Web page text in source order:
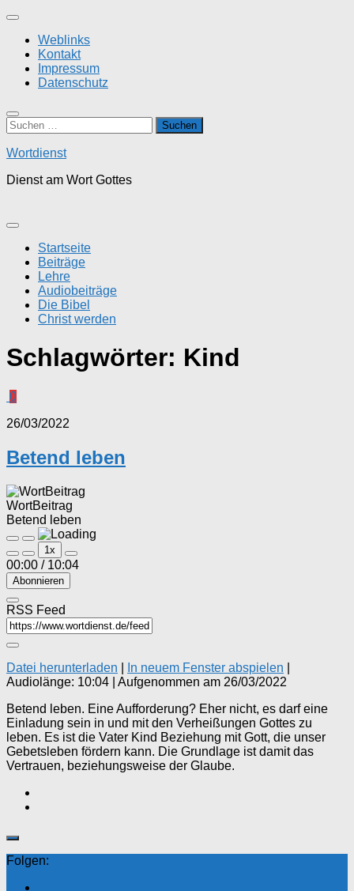
Zum
springenWeblinks
Kontakt
Impressum
Datenschutz
Suchen
nach:
Wortdienst
Dienst am Wort Gottes
Startseite
Beiträge
Lehre
Audiobeiträge
Die Bibel
Christ werden
Schlagwörter: Kind
0
26/03/2022
Betend leben
WortBeitrag
Betend leben
Play
Episode
Pause
Episode
1x
00:00 / 10:04
Abonnieren
RSS Feed
Datei herunterladen In neuem Fenster abspielen
Audiolänge: 10:04
Aufgenommen am 26/03/2022
Betend leben. Eine Aufforderung? Eher nicht, es darf eine
Einladung sein in und mit den Verheißungen Gottes zu
leben. Es ist die Vater Kind Beziehung mit Gott, die unser
Gebetsleben fördern kann. Die Grundlage ist damit das
Vertrauen, beziehungsweise der Glaube.
Folgen: